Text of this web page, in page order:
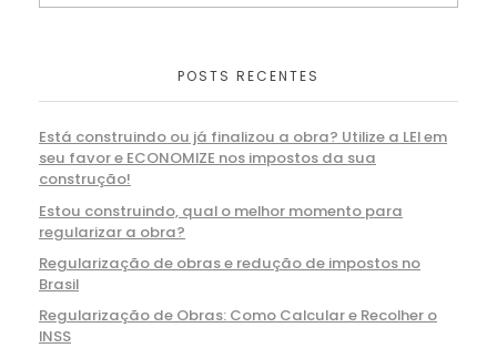
POSTS RECENTES
Está construindo ou já finalizou a obra? Utilize a LEI em
seu favor e ECONOMIZE nos impostos da sua
construção!
Estou construindo, qual o melhor momento para
regularizar a obra?
Regularização de obras e redução de impostos no
Brasil
Regularização de Obras: Como Calcular e Recolher o
INSS